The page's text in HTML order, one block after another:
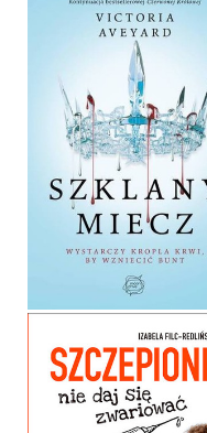
SZKLANY MIECZ
VICTORIA AVEYARD
OPRAWA MIĘKKA
36,90 ZŁ